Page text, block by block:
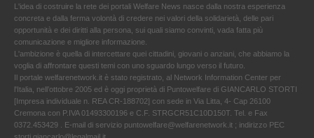
L'idea di costruire la rete dei portali Welfare News nasce dalla nostra esperienza
concreta e dalla ferma volontà di credere nei valori della solidarietà, delle pari
opportunità e dei diritti alla persona, sui quali siamo convinti, vada fatta più
comunicazione e migliore informazione.
L'ambizione è quella di intercettare quei cittadini, giovani o anziani, che abbiamo la
voglia di affrontare questi temi con uno sguardo lungo verso il futuro.
Il portale welfarenetwork.it è stato registrato, al Network Information Center per
l'Italia, nell’ottobre 2005 ed è oggi proprietà di Puntowelfare di GIANCARLO STORTI
[Impresa individuale n. REA CR-188702] con sede in Via Litta, 4- Cap 26100
Cremona con P.IVA 01493300196 e C.F. STRGCR51C10D150T. Tel. e Fax
0372.453429 . E-mail di servizio puntowelfare@welfarenetwork.it ; indirizzo PEC